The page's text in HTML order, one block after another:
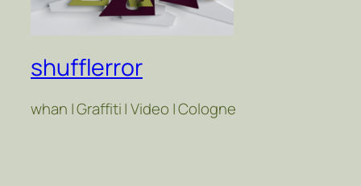
shufflerror
whan | Graffiti | Video | Cologne